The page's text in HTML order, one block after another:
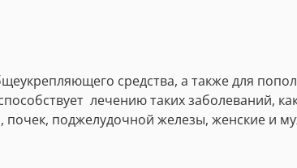
средства, а также для
лечению таких заболеваний,
поджелудочной железы, женские и